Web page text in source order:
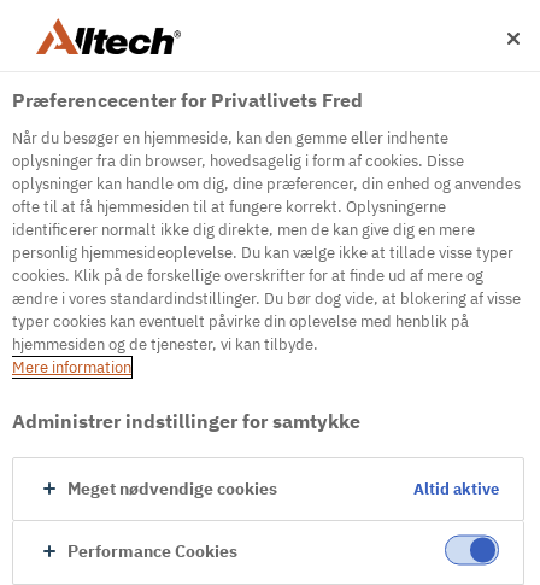
500
Internal Error Server
It seems we're experiencing some technical
difficulties. Try refreshing the page or go to the
Præferencecenter for Privatlivets Fred
Når du besøger en hjemmeside, kan den gemme eller indhente
oplysninger fra din browser, hovedsagelig i form af cookies. Disse
oplysninger kan handle om dig, dine præferencer, din enhed og anvendes
ofte til at få hjemmesiden til at fungere korrekt. Oplysningerne
identificerer normalt ikke dig direkte, men de kan give dig en mere
personlig hjemmesideoplevelse. Du kan vælge ikke at tillade visse typer
cookies. Klik på de forskellige overskrifter for at finde ud af mere og
ændre i vores standardindstillinger. Du bør dog vide, at blokering af visse
typer cookies kan eventuelt påvirke din oplevelse med henblik på
hjemmesiden og de tjenester, vi kan tilbyde.
Mere information
Administrer indstillinger for samtykke
Meget nødvendige cookies Altid aktive
Performance Cookies